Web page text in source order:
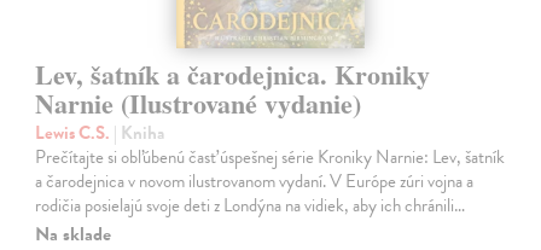
Lev, šatník a čarodejnica. Kroniky
Narnie (Ilustrované vydanie)
Lewis C.S. | Kniha
Prečítajte si obľúbenú časť úspešnej série Kroniky Narnie: Lev, šatník
a čarodejnica v novom ilustrovanom vydaní. V Európe zúri vojna a
rodičia posielajú svoje deti z Londýna na vidiek, aby ich chránili…
Na sklade